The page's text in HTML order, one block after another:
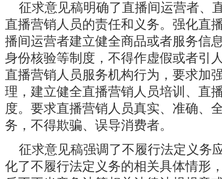
征求意见稿明确了直播间运营者、
直播营销人员的责任和义务。强化直
播间运营者建立健全商品或者服务信
身份核验等制度，不得作虚假或者引
直播营销人员服务机构行为，要求加
理，建立健全直播营销人员培训、直
度。要求直播营销人员真实、准确、
务，不得欺骗、误导消费者。
征求意见稿强调了不履行法定义务
化了不履行法定义务的相关具体情形